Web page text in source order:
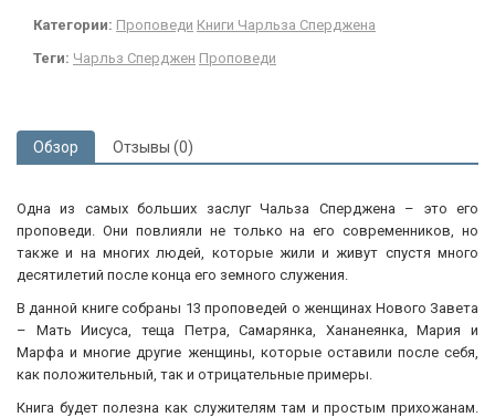
Категории: Проповеди Книги Чарльза Сперджена
Теги: Чарльз Сперджен Проповеди
Обзор Отзывы (0)
Одна из самых больших заслуг Чальза Сперджена – это его
проповеди. Они повлияли не только на его современников, но
также и на многих людей, которые жили и живут спустя много
десятилетий после конца его земного служения.
В данной книге собраны 13 проповедей о женщинах Нового Завета
– Мать Иисуса, теща Петра, Самарянка, Хананеянка, Мария и
Марфа и многие другие женщины, которые оставили после себя,
как положительный, так и отрицательные примеры.
Книга будет полезна как служителям там и простым прихожанам.